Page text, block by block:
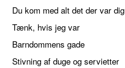
Du kom med alt det der var dig
Tænk, hvis jeg var
Barndommens gade
Stivning af duge og servietter